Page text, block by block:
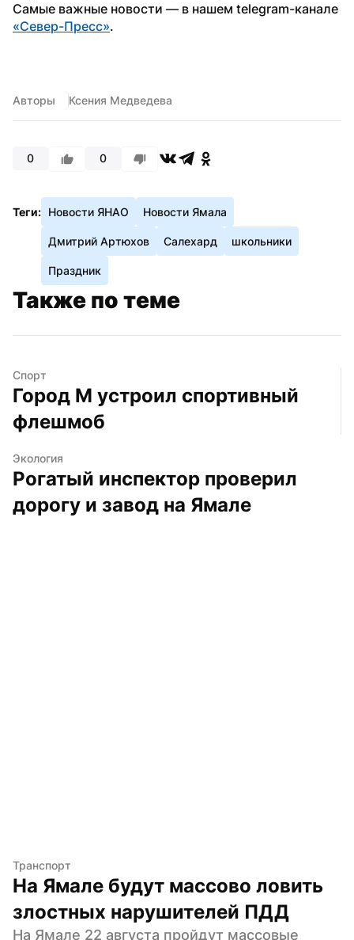
«Север-Пресс».
Авторы Ксения Медведева
0 0
Теги: Новости ЯНАО Новости Ямала
Дмитрий Артюхов Салехард школьники
Праздник
Также по теме
Спорт
Город М устроил спортивный
флешмоб
Экология
Рогатый инспектор проверил
дорогу и завод на Ямале
Транспорт
На Ямале будут массово ловить
злостных нарушителей ПДД
На Ямале 22 августа пройдут массовые